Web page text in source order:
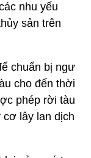
nhu yếu
sản trên
chuẩn bị ngư
cho đến thời
phép rời tàu
cơ lây lan dịch